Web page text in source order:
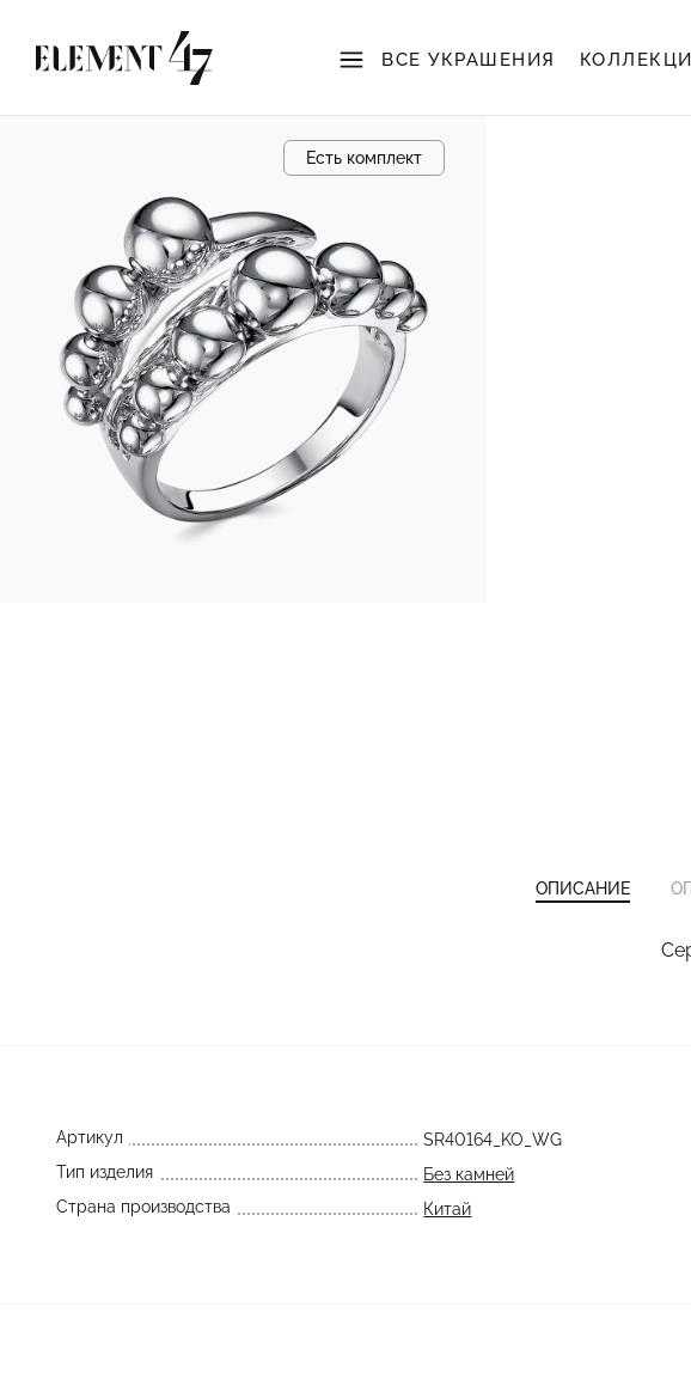
ВСЕ УКРАШЕНИЯ
Есть комплект
ОПИСАНИЕ
Артикул
SR40164_KO_WG
Тип изделия
Без камней
Страна производства
Китай